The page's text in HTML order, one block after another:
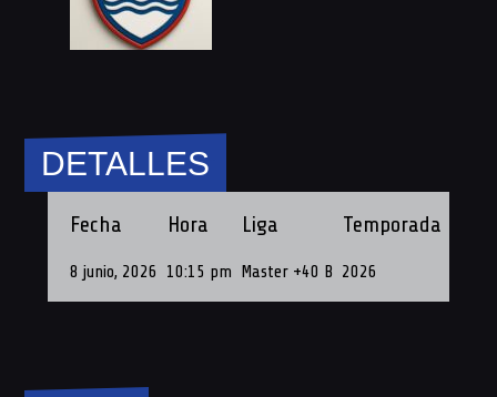
DETALLES
Fecha Hora Liga Temporada
8 junio, 2026 10:15 pm Master +40 B 2026